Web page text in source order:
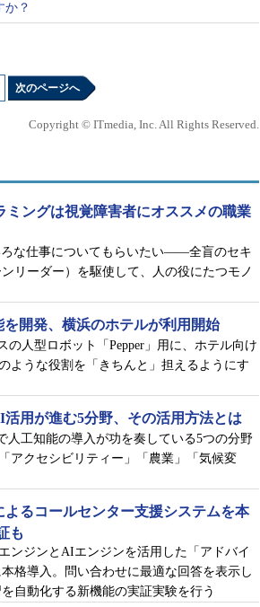
。スピード感に欠けることも相まっ
ったが、AIを活用することで、コミ
シチズンシップ推進事務局で20以上
、「介護の分野でも、ロボットなら
という心情もあります」という。PC
ジーで障がいを補う時代」という。
の開発は、アクセンチュ
のPwDのメンバーと一緒に、デザイン
ングベースで進めていった。プロトタ
作成して実際に使ってもらい、多様な
ドバックをもらいながら開発を進めた
。
のですが、『押したときに合成音声
当にボタンが機能しているのか分か
押したことがツール上で見えるよう
かった有用なアドバイスを得られま
か？
次のページへ
Copyright © ITmedia, Inc. All Rights Reserved.
ングは視覚障害者にオススメの職業
な仕事についてもらいたい――全盲のセキ
リーダー）を駆使して、人の役にたつモノ
開発、横浜のホテルが利用開始
人型ロボット「Pepper」用に、ホテル向け
ような役割を「きちんと」担えるようにす
用が進む5分野、その活用方法とは
人工知能の導入が功を奏している5つの分野
アクセシビリティー」「農業」「気候変
るコールセンター支援システムを本
も
ンジンとAIエンジンを活用した「アドバイ
格導入。問い合わせに最適な回答を表示し
自動化する新機能の実証実験を行う